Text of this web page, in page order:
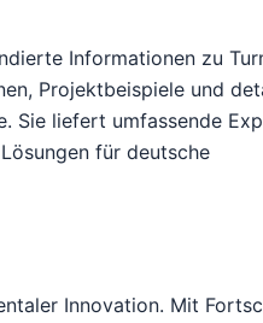
Informationen zu
Projektbeispiele und
Sie liefert umfassende
für deutsche
Innovation. Mit